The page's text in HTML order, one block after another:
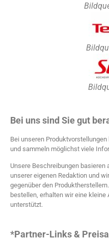
Bei uns sind Sie gut
Bei unseren
und sammeln möglichst viele
Unsere Beschreibungen
unserer eigenen Redaktion und
gegenüber den
bestellen, erhalten wir eine
unterstützt.
*Partner-Links &